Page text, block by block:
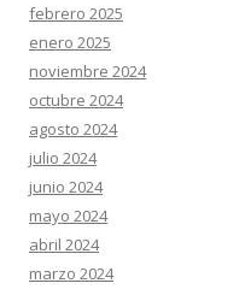
febrero 2025
enero 2025
noviembre 2024
octubre 2024
agosto 2024
julio 2024
junio 2024
mayo 2024
abril 2024
marzo 2024